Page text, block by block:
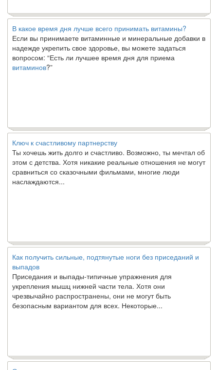
В какое время дня лучше всего принимать витамины?
Если вы принимаете витаминные и минеральные добавки в
надежде укрепить свое здоровье, вы можете задаться
вопросом: “Есть ли лучшее время дня для приема
витаминов ?”
Ключ к счастливому партнерству
Ты хочешь жить долго и счастливо. Возможно, ты мечтал об
этом с детства. Хотя никакие реальные отношения не могут
сравниться со сказочными фильмами, многие люди
наслаждаются...
Как получить сильные, подтянутые ноги без приседаний и
выпадов
Приседания и выпады-типичные упражнения для
укрепления мышц нижней части тела. Хотя они
чрезвычайно распространены, они не могут быть
безопасным вариантом для всех. Некоторые...
Создана программа предсказывающая смерть человека с